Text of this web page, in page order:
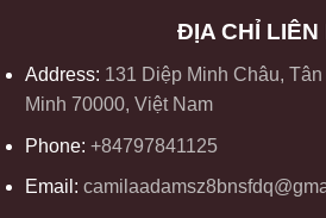
ĐỊA CHỈ LIÊN
Address: 131 Diệp Minh Châu,
Minh 70000, Việt Nam
Phone: +84797841125
Email: